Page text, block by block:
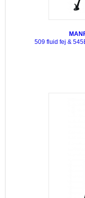
509 fluid fej &